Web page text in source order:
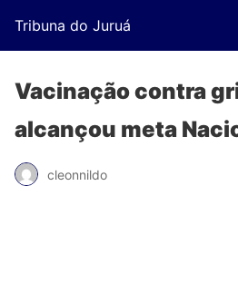
Tribuna do Juruá
Vacinação contra
alcançou meta
cleonnildo